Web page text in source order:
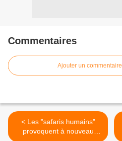
Commentaires
Ajouter un commentaire
< Les "safaris humains"
provoquent à nouveau